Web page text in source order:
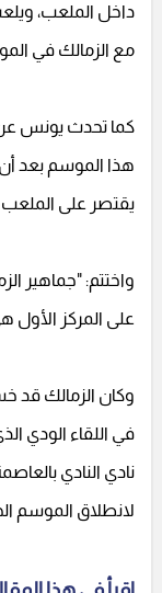
داخل الملعب،
مع الزمالك في
كما تحدث يونس عن
هذا الموسم بعد أن
يقتصر على الملعب
واختتم: "جماهير
على المركز الأول
وكان الزمالك قد
في اللقاء الودي
نادي النادي
لانطلاق الموسم